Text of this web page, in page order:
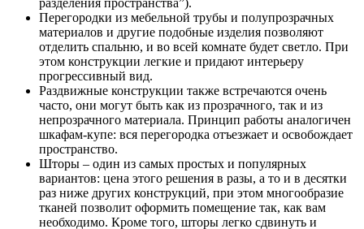
разделения пространства”).
Перегородки из мебельной трубы и полупрозрачных
материалов и другие подобные изделия позволяют
отделить спальню, и во всей комнате будет светло. При
этом конструкции легкие и придают интерьеру
прогрессивный вид.
Раздвижные конструкции также встречаются очень
часто, они могут быть как из прозрачного, так и из
непрозрачного материала. Принцип работы аналогичен
шкафам-купе: вся перегородка отъезжает и освобождает
пространство.
Шторы – один из самых простых и популярных
вариантов: цена этого решения в разы, а то и в десятки
раз ниже других конструкций, при этом многообразие
тканей позволит оформить помещение так, как вам
необходимо. Кроме того, шторы легко сдвинуть и